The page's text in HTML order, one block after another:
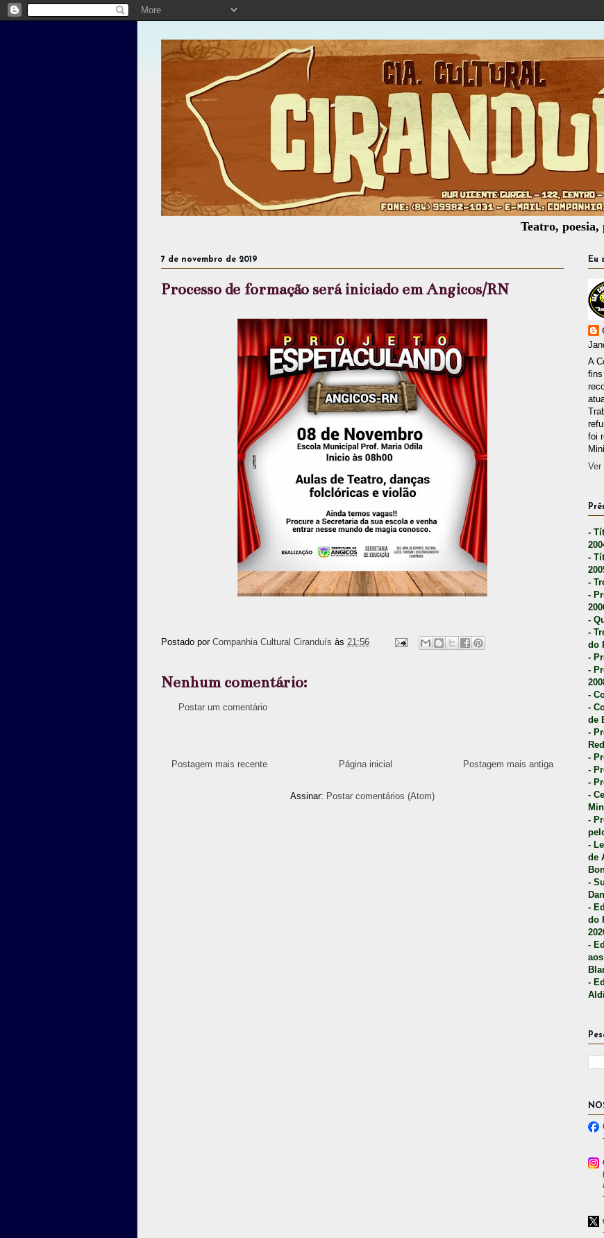
Teatro, poesia,
7 de novembro de 2019
Processo de formação será iniciado em Angicos/RN
Postado por Companhia Cultural Ciranduís às 21:56
Nenhum comentário:
Postar um comentário
Postagem mais recente Postagem mais antiga
Página inicial
Assinar: Postar comentários (Atom)
Eu
A
fins
foi
Ver
-
-
-
-
-
-
do
-
-
-
-
de
-
-
-
-
-
-
-
de
-
-
do
-
-